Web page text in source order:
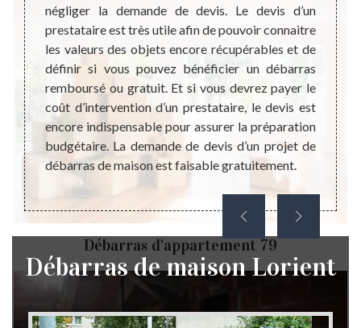
Débarras d'appartement 79
et
ce
la
une
à
négliger la demande de devis. Le devis d’un
prestataire est très utile afin de pouvoir connaitre
les valeurs des objets encore récupérables et de
définir si vous pouvez bénéficier un débarras
remboursé ou gratuit. Et si vous devrez payer le
coût d’intervention d’un prestataire, le devis est
encore indispensable pour assurer la préparation
budgétaire. La demande de devis d’un projet de
débarras de maison est faisable gratuitement.
de
aux
Débarras de maison Lorient